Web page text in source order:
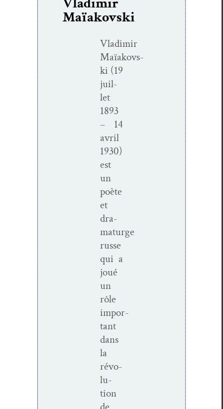
Maïakovski
Vladimir
Maïakovs­
ki (19
juil­
let
1893
– 14
avril
1930)
est
un
poète
et
dra­
maturge
russe
qui a
joué
un
rôle
impor­
tant
dans
la
révo­
lu­
tion